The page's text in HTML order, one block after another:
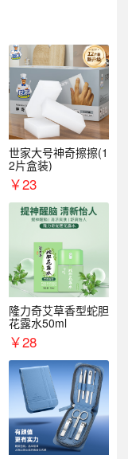
世家大号神奇擦擦(1
2片盒装)
￥23
隆力奇艾草香型蛇胆
花露水50ml
￥28